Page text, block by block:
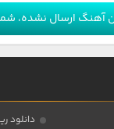
آهنگ ارسال نشده،
دانلود